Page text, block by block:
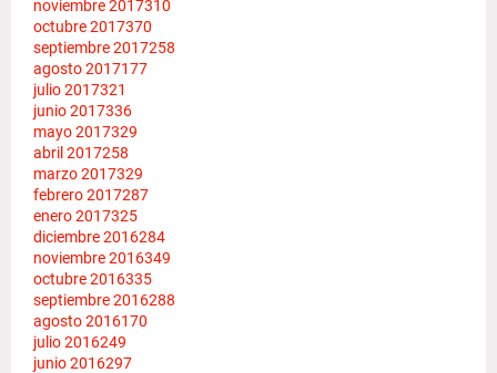
noviembre 2017310
octubre 2017370
septiembre 2017258
agosto 2017177
julio 2017321
junio 2017336
mayo 2017329
abril 2017258
marzo 2017329
febrero 2017287
enero 2017325
diciembre 2016284
noviembre 2016349
octubre 2016335
septiembre 2016288
agosto 2016170
julio 2016249
junio 2016297